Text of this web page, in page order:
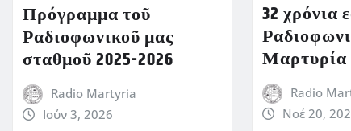
Πρόγραμμα τοῦ
Ραδιοφωνικοῦ μας
σταθμοῦ 2025-2026
Radio Martyria
Ιούν 3, 2026
32 χρόνια
Μαρτυρία
Radio
Νοέ 20,